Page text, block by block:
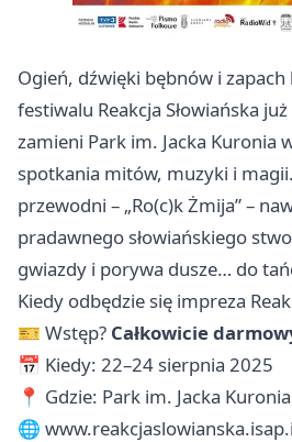
Ogień, dźwięki bębnów i zapach
festiwalu Reakcja Słowiańska
zamieni Park im. Jacka Kuronia
spotkania mitów, muzyki i
przewodni – „Ro(c)k Żmija” –
pradawnego słowiańskiego
gwiazdy i porywa dusze… do
Kiedy odbędzie się impreza
🎫 Wstęp? Całkowicie
📅 Kiedy: 22–24 sierpnia 2025
📍 Gdzie: Park im. Jacka
🌐